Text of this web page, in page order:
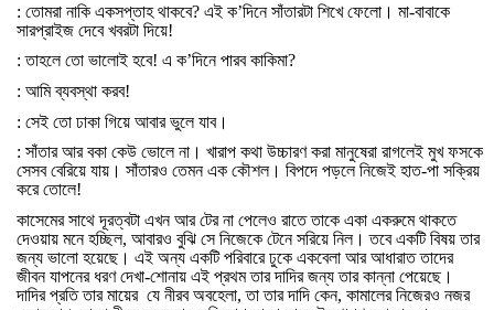
: তোমরা নাকি একসপ্তাহ থাকবে? এই ক’দিনে সাঁতারটা শিখে ফেলো। মা-বাবাকে
সারপ্রাইজ দেবে খবরটা দিয়ে!
:তাহলে তো ভালোই হবে! এ ক’দিনে পারব কাকিমা?
: আমি ব্যবস্থা করব!
: সেই তো ঢাকা গিয়ে আবার ভুলে যাব।
: সাঁতার আর বকা কেউ ভোলে না। খারাপ কথা উচ্চারণ করা মানুষেরা রাগলেই মুখ ফসকে
সেসব বেরিয়ে যায়। সাঁতারও তেমন এক কৌশল। বিপদে পড়লে নিজেই হাত-পা সক্রিয়
করে তোলে!
কাসেমের সাথে দূরত্বটা এখন আর টের না পেলেও রাতে তাকে একা একরুমে থাকতে
দেওয়ায় মনে হচ্ছিল, আবারও বুঝি সে নিজেকে টেনে সরিয়ে নিল। তবে একটি বিষয় তার
জন্য ভালো হয়েছে। এই অন্য একটি পরিবারে ঢুকে একবেলা আর আধারাত তাদের
জীবন যাপনের ধরণ দেখা-শোনায় এই প্রথম তার দাদির জন্য তার কান্না পেয়েছে।
দাদির প্রতি তার মায়ের যে নীরব অবহেলা,তা তার দাদি কেন, কামালের নিজেরও নজর